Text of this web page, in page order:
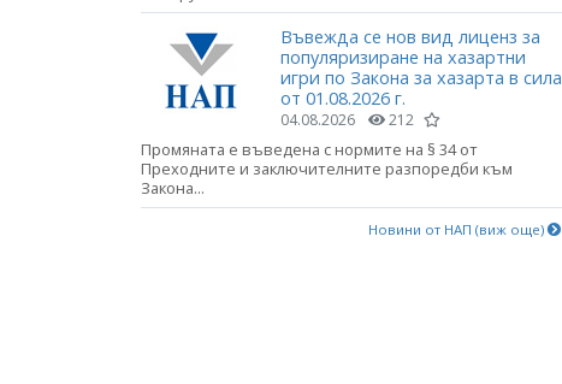
Въвежда се нов вид лиценз за
популяризиране на хазартни
игри по Закона за хазарта в сила
от 01.08.2026 г.
04.08.2026 212
Промяната е въведена с нормите на § 34 от
Преходните и заключителните разпоредби към
Закона...
Новини от НАП (виж още)